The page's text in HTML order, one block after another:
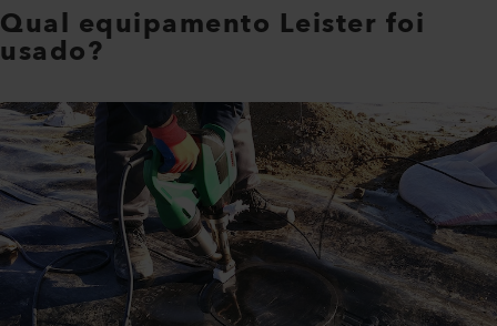
Qual equipamento Leister foi
usado?